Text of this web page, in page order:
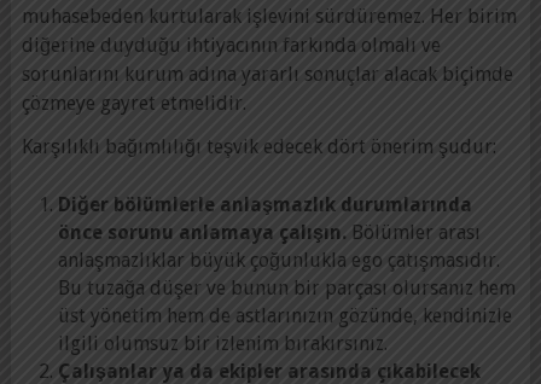
muhasebeden kurtularak işlevini sürdüremez. Her birim
diğerine duyduğu ihtiyacının farkında olmalı ve
sorunlarını kurum adına yararlı sonuçlar alacak biçimde
çözmeye gayret etmelidir.
Karşılıklı bağımlılığı teşvik edecek dört önerim şudur:
Diğer bölümlerle anlaşmazlık durumlarında
önce sorunu anlamaya çalışın. Bölümler arası
anlaşmazlıklar büyük çoğunlukla ego çatışmasıdır.
Bu tuzağa düşer ve bunun bir parçası olursanız hem
üst yönetim hem de astlarınızın gözünde, kendinizle
ilgili olumsuz bir izlenim bırakırsınız.
Çalışanlar ya da ekipler arasında çıkabilecek